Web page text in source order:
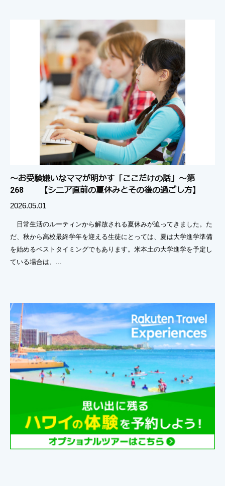
～お受験嫌いなママが明かす「ここだけの話」～第
268 【シニア直前の夏休みとその後の過ごし方】
2026.05.01
日常生活のルーティンから解放される夏休みが迫ってきました。た
だ、秋から高校最終学年を迎える生徒にとっては、夏は大学進学準備
を始めるベストタイミングでもあります。米本土の大学進学を予定し
ている場合は、...